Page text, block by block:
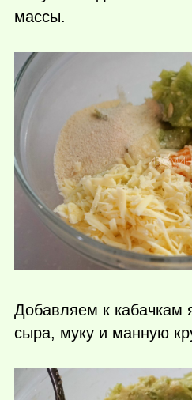
массы.
Добавляем к кабачкам
сыра, муку и манную